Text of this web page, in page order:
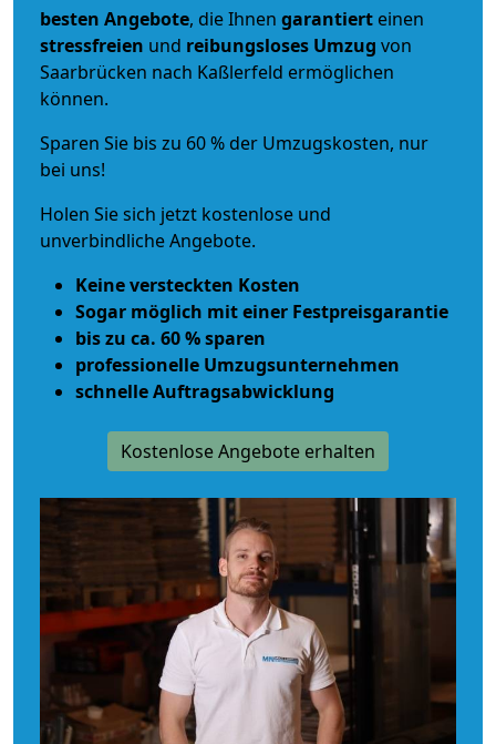
besten Angebote, die Ihnen garantiert einen
stressfreien und reibungsloses Umzug von
Saarbrücken nach Kaßlerfeld ermöglichen
können.
Sparen Sie bis zu 60 % der Umzugskosten, nur
bei uns!
Holen Sie sich jetzt kostenlose und
unverbindliche Angebote.
Keine versteckten Kosten
Sogar möglich mit einer Festpreisgarantie
bis zu ca. 60 % sparen
professionelle Umzugsunternehmen
schnelle Auftragsabwicklung
Kostenlose Angebote erhalten